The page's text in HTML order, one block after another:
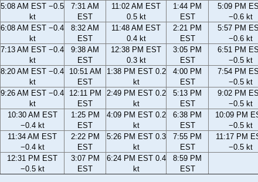
5:08 AM EST −0.5
kt
7:31 AM
EST
11:02 AM EST
0.5 kt
1:44 PM
EST
5:09 PM
−0.6 kt
6:08 AM EST −0.4
kt
8:32 AM
EST
11:48 AM EST
0.4 kt
2:21 PM
EST
5:57 PM
−0.6 kt
7:13 AM EST −0.4
kt
9:38 AM
EST
12:38 PM EST
0.3 kt
3:05 PM
EST
6:51 PM
−0.5 kt
8:20 AM EST −0.4
kt
10:51 AM
EST
1:38 PM EST 0.2
kt
4:00 PM
EST
7:54 PM
−0.5 kt
9:26 AM EST −0.4
kt
12:11 PM
EST
2:49 PM EST 0.2
kt
5:13 PM
EST
9:02 PM
−0.5 kt
10:30 AM EST
−0.4 kt
1:25 PM
EST
4:09 PM EST 0.2
kt
6:38 PM
EST
10:09 PM
−0.5 kt
11:34 AM EST
−0.4 kt
2:22 PM
EST
5:26 PM EST 0.3
kt
7:55 PM
EST
11:17 PM
−0.5 kt
12:31 PM EST
−0.5 kt
3:07 PM
EST
6:24 PM EST 0.4
kt
8:59 PM
EST